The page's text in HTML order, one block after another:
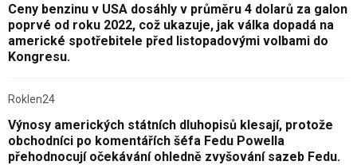
Ceny benzinu v USA dosáhly v průměru 4 dolarů za galon
poprvé od roku 2022, což ukazuje, jak válka dopadá na
americké spotřebitele před listopadovými volbami do
Kongresu.
Roklen24
Výnosy amerických státních dluhopisů klesají, protože
obchodníci po komentářích šéfa Fedu Powella
přehodnocují očekávání ohledně zvyšování sazeb Fedu.